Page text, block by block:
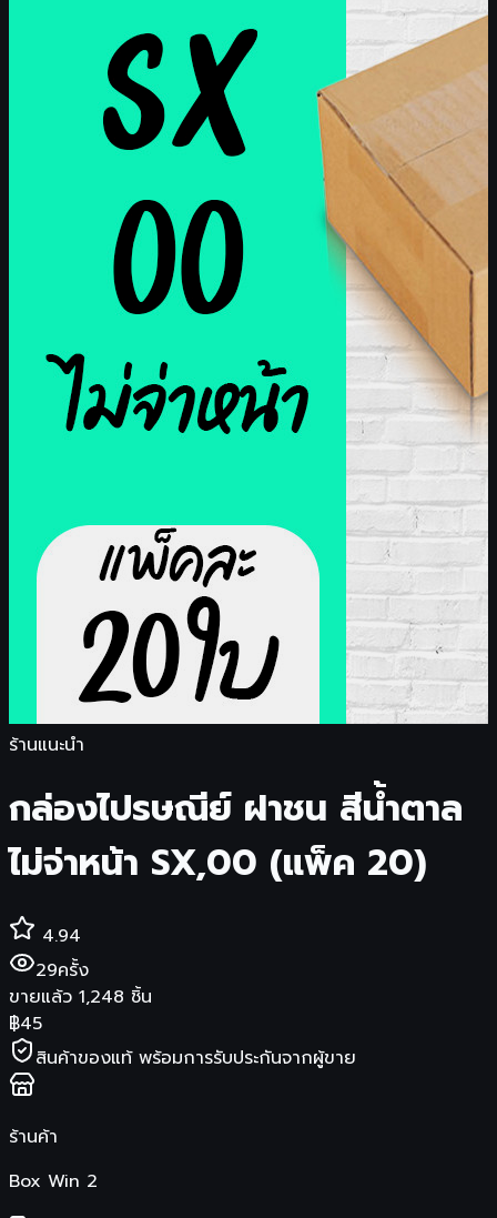
ร้านแนะนำ
กล่องไปรษณีย์ ฝาชน สีน้ำตาล
ไม่จ่าหน้า SX,00 (แพ็ค 20)
4.94
29ครั้ง
ขายแล้ว 1,248 ชิ้น
฿45
สินค้าของแท้ พร้อมการรับประกันจากผู้ขาย
ร้านค้า
Box Win 2